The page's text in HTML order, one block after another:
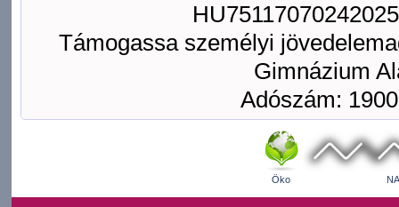
Támogassa személyi
Gimnázium
Adószám:
Öko